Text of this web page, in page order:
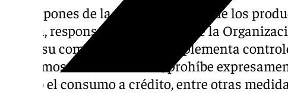
Los cupones de la ONCE son parte de los
segura, responsable y solidaria de la
hasta su comercialización, implementa
consumos descontrolados, prohíbe
edad o el consumo a crédito, entre otras